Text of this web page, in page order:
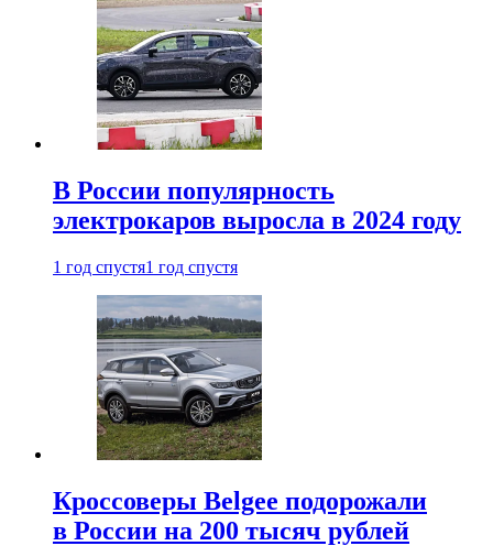
В России популярность
электрокаров выросла в 2024 году
1 год спустя1 год спустя
Кроссоверы Belgee подорожали
в России на 200 тысяч рублей